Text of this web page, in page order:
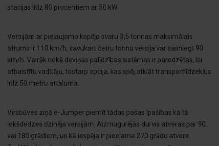
stacijas līdz 80 procentiem ar 50 kW.
Versijām ar pieļaujamo kopējo svaru 3,5 tonnas maksimālais
ātrums ir 110 km/h, savukārt četru tonnu versija var sasniegt 90
km/h. Vairāk nekā deviņas palīdzības sistēmas ir paredzētas, lai
atbalstītu vadītāju, tostarp opcija, kas spēj atklāt transportlīdzekļus
līdz 50 metru attālumā.
Virsbūves ziņā ë-Jumper piemīt tādas pašas īpašības kā tā
iekšdedzes dzinēja versijām. Aizmugurējās durvis atveras par 90
vai 180 grādiem, un kā iespēja ir pieejama 270 grādu atvere.